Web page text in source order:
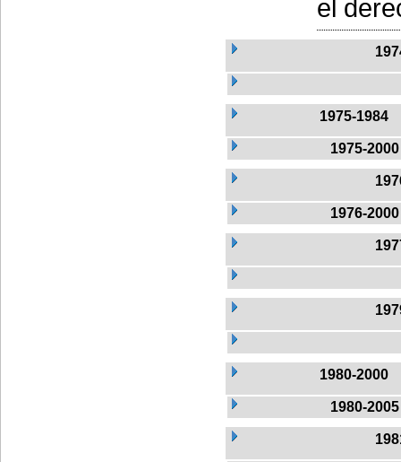
el
1975-1984
1975-2000
1976-2000
1980-2000
1980-2005